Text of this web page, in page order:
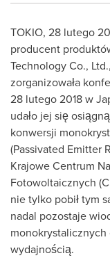
TOKIO, 28 lutego
producent
Technology Co.,
zorganizowała
28 lutego 2018 w
udało jej się
konwersji
(Passivated Emitter
Krajowe Centrum
Fotowoltaicznych
nie tylko pobił tym
nadal pozostaje
monokrystalicznych
wydajnością.